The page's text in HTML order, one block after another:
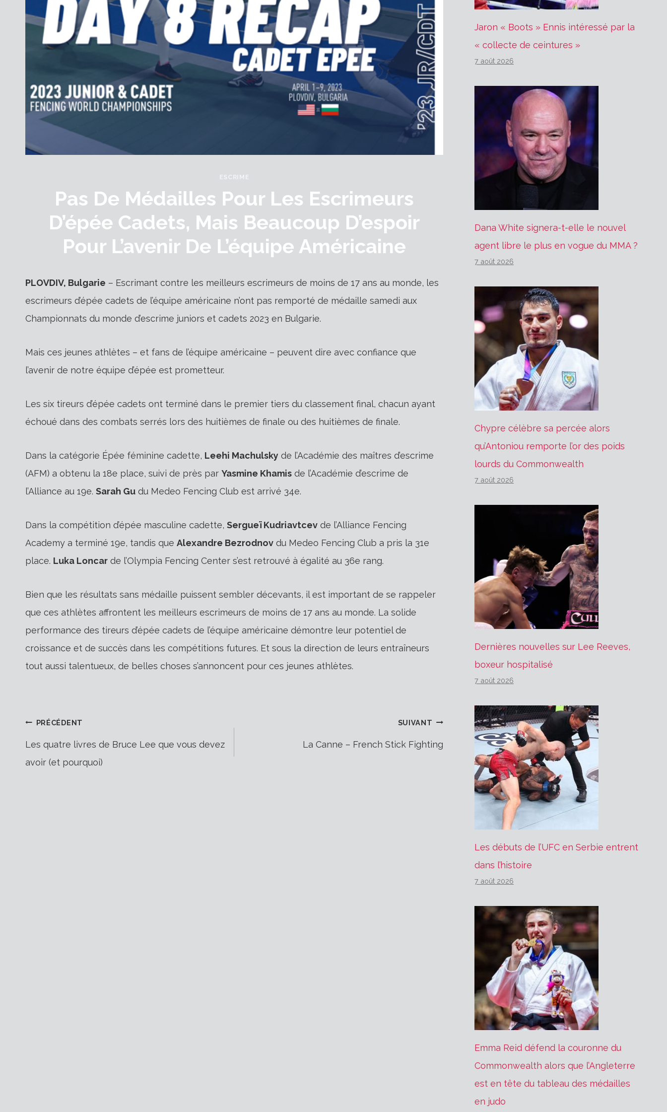
ESCRIME
Pas De Médailles Pour Les Escrimeurs
D’épée Cadets, Mais Beaucoup D’espoir
Pour L’avenir De L’équipe Américaine
PLOVDIV, Bulgarie – Escrimant contre les meilleurs escrimeurs de moins de 17 ans au monde, les
escrimeurs d’épée cadets de l’équipe américaine n’ont pas remporté de médaille samedi aux
Championnats du monde d’escrime juniors et cadets 2023 en Bulgarie.
Mais ces jeunes athlètes – et fans de l’équipe américaine – peuvent dire avec confiance que
l’avenir de notre équipe d’épée est prometteur.
Les six tireurs d’épée cadets ont terminé dans le premier tiers du classement final, chacun ayant
échoué dans des combats serrés lors des huitièmes de finale ou des huitièmes de finale.
Dans la catégorie Épée féminine cadette, Leehi Machulsky de l’Académie des maîtres d’escrime
(AFM) a obtenu la 18e place, suivi de près par Yasmine Khamis de l’Académie d’escrime de
l’Alliance au 19e. Sarah Gu du Medeo Fencing Club est arrivé 34e.
Dans la compétition d’épée masculine cadette, Sergueï Kudriavtcev de l’Alliance Fencing
Academy a terminé 19e, tandis que Alexandre Bezrodnov du Medeo Fencing Club a pris la 31e
place. Luka Loncar de l’Olympia Fencing Center s’est retrouvé à égalité au 36e rang.
Bien que les résultats sans médaille puissent sembler décevants, il est important de se rappeler
que ces athlètes affrontent les meilleurs escrimeurs de moins de 17 ans au monde. La solide
performance des tireurs d’épée cadets de l’équipe américaine démontre leur potentiel de
croissance et de succès dans les compétitions futures. Et sous la direction de leurs entraîneurs
tout aussi talentueux, de belles choses s’annoncent pour ces jeunes athlètes.
Navigation
PRÉCÉDENT
Les quatre livres de Bruce Lee que vous devez
avoir (et pourquoi)
SUIVANT
La Canne – French Stick Fighting
Jaron « Boots » Ennis intéressé par la
« collecte de ceintures »
7 août 2026
Dana White signera-t-elle le nouvel
agent libre le plus en vogue du MMA ?
7 août 2026
Chypre célèbre sa percée alors
qu’Antoniou remporte l’or des poids
lourds du Commonwealth
7 août 2026
Dernières nouvelles sur Lee Reeves,
boxeur hospitalisé
7 août 2026
Les débuts de l’UFC en Serbie entrent
dans l’histoire
7 août 2026
Emma Reid défend la couronne du
Commonwealth alors que l’Angleterre
est en tête du tableau des médailles
en judo